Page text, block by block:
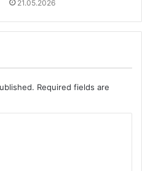
21.05.2026
Required fields are